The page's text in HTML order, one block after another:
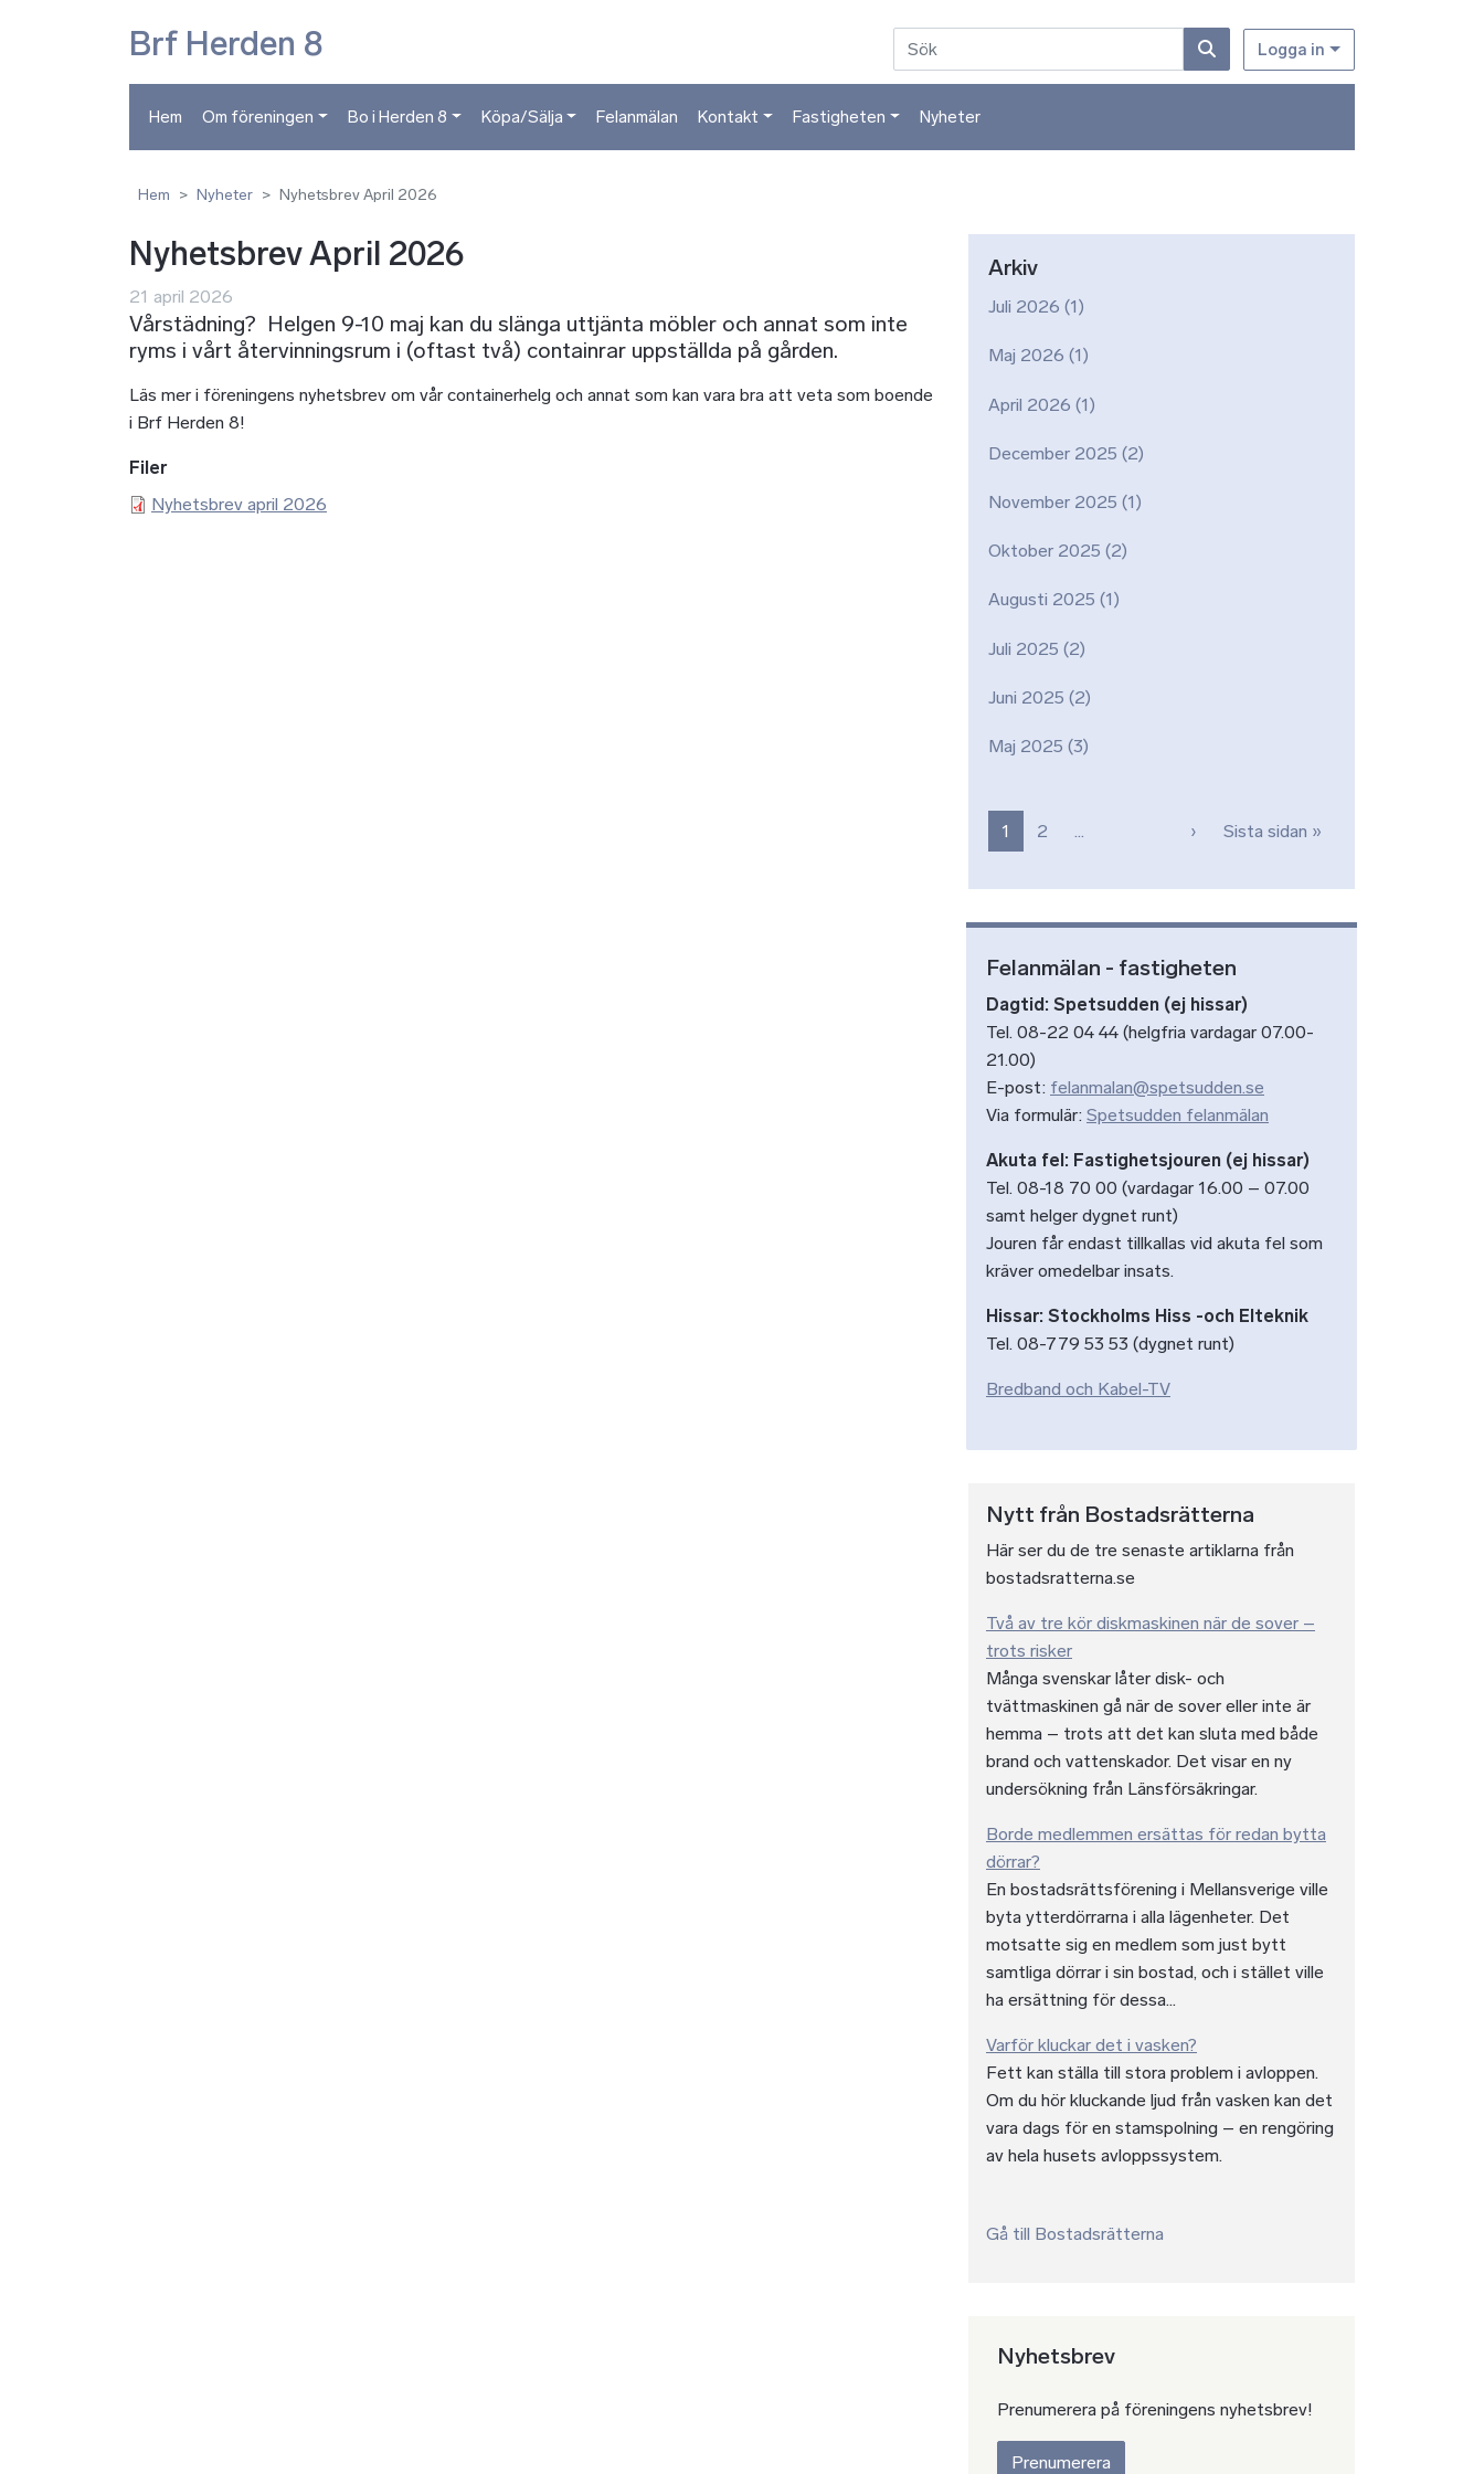
Brf Herden 8 Logga in
Hem Om föreningen Bo i Herden 8 Köpa/Sälja Felanmälan Kontakt Fastigheten Nyheter
Hem Nyheter Nyhetsbrev April 2026
Nyhetsbrev April 2026
21 april 2026
Vårstädning? Helgen 9-10 maj kan du slänga uttjänta möbler och annat som inte
ryms i vårt återvinningsrum i (oftast två) containrar uppställda på gården.
Läs mer i föreningens nyhetsbrev om vår containerhelg och annat som kan vara bra att veta som boende
i Brf Herden 8!
Filer
Nyhetsbrev april 2026
Arkiv
Juli 2026 (1)
Maj 2026 (1)
April 2026 (1)
December 2025 (2)
November 2025 (1)
Oktober 2025 (2)
Augusti 2025 (1)
Juli 2025 (2)
Juni 2025 (2)
Maj 2025 (3)
Paginering
1 2 … › Nästa sida
Sista sidan »
Felanmälan - fastigheten
Dagtid: Spetsudden (ej hissar)
Tel. 08-22 04 44 (helgfria vardagar 07.00-
21.00)
E-post: felanmalan@spetsudden.se
Via formulär: Spetsudden felanmälan
Akuta fel: Fastighetsjouren (ej hissar)
Tel. 08-18 70 00 (vardagar 16.00 – 07.00
samt helger dygnet runt)
Jouren får endast tillkallas vid akuta fel som
kräver omedelbar insats.
Hissar: Stockholms Hiss -och Elteknik
Tel. 08-779 53 53 (dygnet runt)
Bredband och Kabel-TV
Nytt från Bostadsrätterna
Här ser du de tre senaste artiklarna från
bostadsratterna.se
Två av tre kör diskmaskinen när de sover –
trots risker
Många svenskar låter disk- och
tvättmaskinen gå när de sover eller inte är
hemma – trots att det kan sluta med både
brand och vattenskador. Det visar en ny
undersökning från Länsförsäkringar.
Borde medlemmen ersättas för redan bytta
dörrar?
En bostadsrättsförening i Mellansverige ville
byta ytterdörrarna i alla lägenheter. Det
motsatte sig en medlem som just bytt
samtliga dörrar i sin bostad, och i stället ville
ha ersättning för dessa...
Varför kluckar det i vasken?
Fett kan ställa till stora problem i avloppen.
Om du hör kluckande ljud från vasken kan det
vara dags för en stamspolning – en rengöring
av hela husets avloppssystem.
Gå till Bostadsrätterna
Nyhetsbrev
Prenumerera på föreningens nyhetsbrev!
Prenumerera